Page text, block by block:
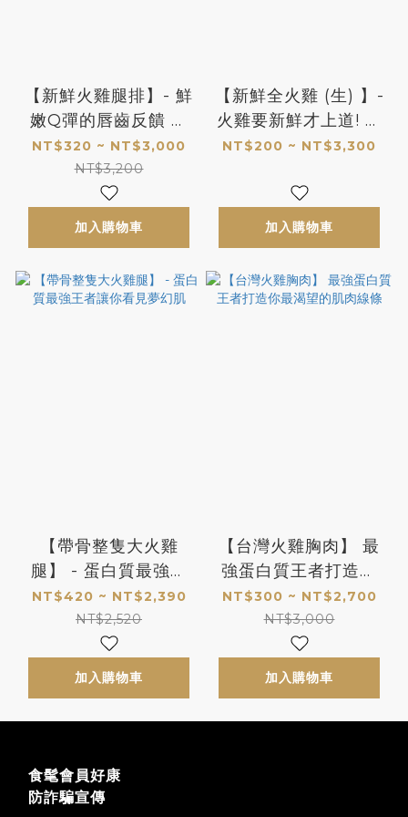
【新鮮火雞腿排】- 鮮
嫩Q彈的唇齒反饋 讓
你欲罷不能的新肉感
體驗
NT$320 ~ NT$3,000
NT$3,200
加入購物車
【新鮮全火雞 (生) 】-
火雞要新鮮才上道! 你
吃的火雞夠鮮嗎?
NT$200 ~ NT$3,300
加入購物車
【帶骨整隻大火雞
腿】 - 蛋白質最強王
者讓你看見夢幻肌
NT$420 ~ NT$2,390
NT$2,520
加入購物車
【台灣火雞胸肉】 最
強蛋白質王者打造你
最渴望的肌肉線條
NT$300 ~ NT$2,700
NT$3,000
加入購物車
食髦會員好康
防詐騙宣傳